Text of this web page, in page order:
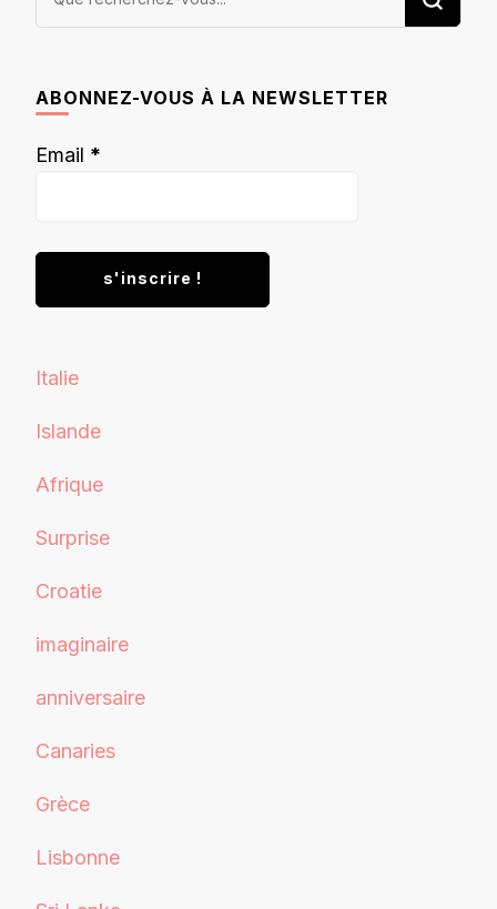
ABONNEZ-VOUS À LA NEWSLETTER
Email *
Italie
Islande
Afrique
Surprise
Croatie
imaginaire
anniversaire
Canaries
Grèce
Lisbonne